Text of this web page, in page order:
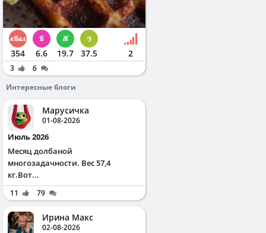
354 6.6 19.7 37.5 2
3
6
Интересные блоги
Марусичка
01-08-2026
Июль 2026
Месяц долбаной
многозадачности. Вес 57,4
кг.Вот...
11 79
Ирина Макс
02-08-2026